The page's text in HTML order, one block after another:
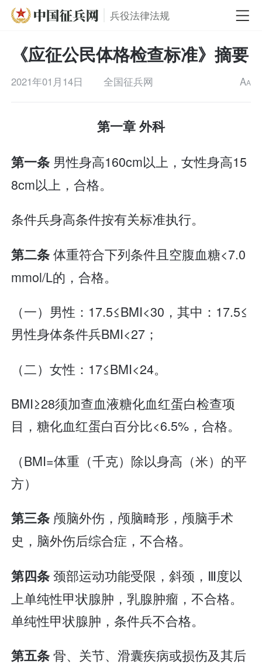
兵役法律法规
《应征公民体格检查标准》摘要
2021年01月14日 全国征兵网 AA
第一章 外科
第一条 男性身高160cm以上，女性身高15
8cm以上，合格。
条件兵身高条件按有关标准执行。
第二条体重符合下列条件且空腹血糖<7.0
mmol/L的，合格。
（一）男性：17.5≤BMI<30，其中：17.5≤
男性身体条件兵BMI<27；
（二）女性：17≤BMI<24。
BMI≥28须加查血液糖化血红蛋白检查项
目，糖化血红蛋白百分比<6.5%，合格。
（BMI=体重（千克）除以身高（米）的平
方）
第三条 颅脑外伤，颅脑畸形，颅脑手术
史，脑外伤后综合症，不合格。
第四条颈部运动功能受限，斜颈，Ⅲ度以
上单纯性甲状腺肿，乳腺肿瘤，不合格。
单纯性甲状腺肿，条件兵不合格。
第五条骨、关节、滑囊疾病或损伤及其后